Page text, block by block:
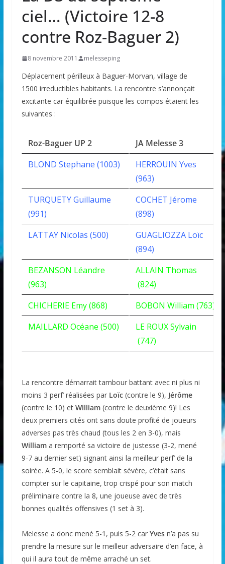
ciel… (Victoire 12-8
contre Roz-Baguer 2)
8 novembre 2011 melesseping
Déplacement périlleux à Baguer-Morvan, village de
1500 irreductibles habitants. La rencontre s’annonçait
excitante car équilibrée puisque les compos étaient les
suivantes :
Roz-Baguer UP 2
JA Melesse 3
BLOND Stephane (1003)
HERROUIN Yves
(963)
TURQUETY Guillaume
(991)
COCHET Jérome
(898)
LATTAY Nicolas (500)
GUAGLIOZZA Loïc
(894)
BEZANSON Léandre
(963)
ALLAIN Thomas
(824)
CHICHERIE Emy (868)
BOBON William (763)
MAILLARD Océane (500)
LE ROUX Sylvain
(747)
La rencontre démarrait tambour battant avec ni plus ni
moins 3 perf’ réalisées par Loïc(contre le 9), Jérôme
(contre le 10) et William(contre le deuxième 9)! Les
deux premiers cités ont sans doute profité de joueurs
adverses pas très chaud (tous les 2 en 3-0), mais
Williama remporté sa victoire de justesse (3-2, mené
9-7 au dernier set) signant ainsi la meilleur perf’ de la
soirée. A 5-0, le score semblait sévère, c’était sans
compter sur le capitaine, trop crispé pour son match
préliminaire contre la 8, une joueuse avec de très
bonnes qualités offensives (1 set à 3).
Melesse a donc mené 5-1, puis 5-2 car Yvesn’a pas su
prendre la mesure sur le meilleur adversaire d’en face, à
qui il aura tout de même arraché un set.